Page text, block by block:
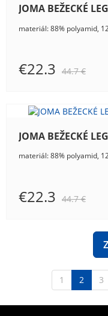
materiál: 88% polyamid,
€22.3 44.7 €
materiál: 88% polyamid,
€22.3 44.7 €
1 2 3